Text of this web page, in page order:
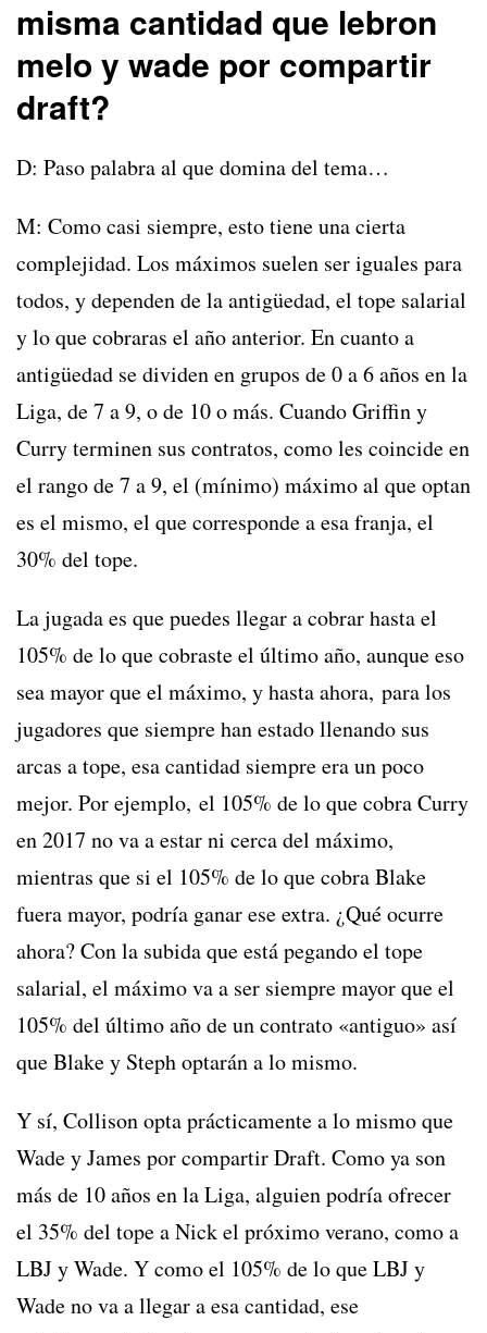
misma cantidad que lebron
melo y wade por compartir
draft?
D: Paso palabra al que domina del tema…
M: Como casi siempre, esto tiene una cierta
complejidad. Los máximos suelen ser iguales para
todos, y dependen de la antigüedad, el tope salarial
y lo que cobraras el año anterior. En cuanto a
antigüedad se dividen en grupos de 0 a 6 años en la
Liga, de 7 a 9, o de 10 o más. Cuando Griffin y
Curry terminen sus contratos, como les coincide en
el rango de 7 a 9, el (mínimo) máximo al que optan
es el mismo, el que corresponde a esa franja, el
30% del tope.
La jugada es que puedes llegar a cobrar hasta el
105% de lo que cobraste el último año, aunque eso
sea mayor que el máximo, y hasta ahora, para los
jugadores que siempre han estado llenando sus
arcas a tope, esa cantidad siempre era un poco
mejor. Por ejemplo, el 105% de lo que cobra Curry
en 2017 no va a estar ni cerca del máximo,
mientras que si el 105% de lo que cobra Blake
fuera mayor, podría ganar ese extra. ¿Qué ocurre
ahora? Con la subida que está pegando el tope
salarial, el máximo va a ser siempre mayor que el
105% del último año de un contrato «antiguo» así
que Blake y Steph optarán a lo mismo.
Y sí, Collison opta prácticamente a lo mismo que
Wade y James por compartir Draft. Como ya son
más de 10 años en la Liga, alguien podría ofrecer
el 35% del tope a Nick el próximo verano, como a
LBJ y Wade. Y como el 105% de lo que LBJ y
Wade no va a llegar a esa cantidad, ese